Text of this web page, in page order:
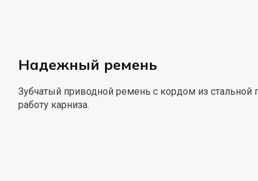
Надежный ремень
Зубчатый приводной ремень с кордом из
работу карниза.